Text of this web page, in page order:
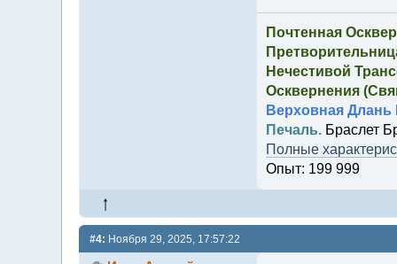
Почтенная
Нечестивой
Осквернения
Верховная Длань
Печаль.Браслет
Полные
Опыт: 199 999
#4: Ноября 29, 2025, 17:57:22